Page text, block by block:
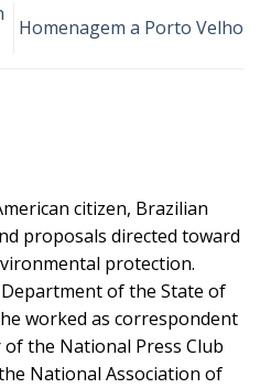
Homenagem a Porto Velho
citizen, Brazilian
proposals directed toward
protection.
of the State of
worked as correspondent
the National Press Club
National Association of